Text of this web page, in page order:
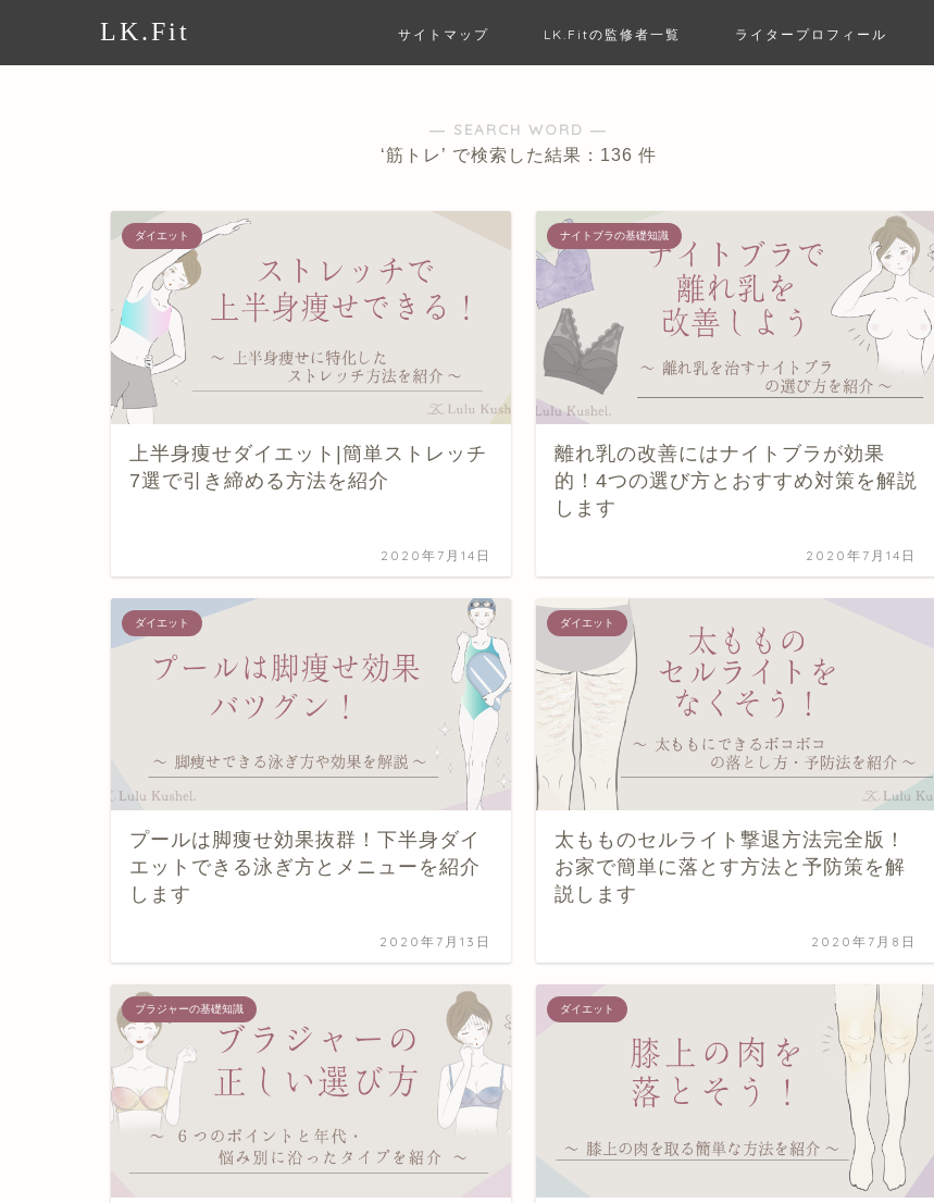
LK.Fit サイトマップ LK.Fitの監修者一覧 ライタープロフィール
― SEARCH WORD ―
‘筋トレ’ で検索した結果：136 件
ダイエット
上半身痩せダイエット|簡単ストレッチ
7選で引き締める方法を紹介
2020年7月14日
ナイトブラの基礎知識
離れ乳の改善にはナイトブラが効果
的！4つの選び方とおすすめ対策を解説
します
2020年7月14日
ダイエット
プールは脚痩せ効果抜群！下半身ダイ
エットできる泳ぎ方とメニューを紹介
します
2020年7月13日
ダイエット
太もものセルライト撃退方法完全版！
お家で簡単に落とす方法と予防策を解
説します
2020年7月8日
ブラジャーの基礎知識 ダイエット